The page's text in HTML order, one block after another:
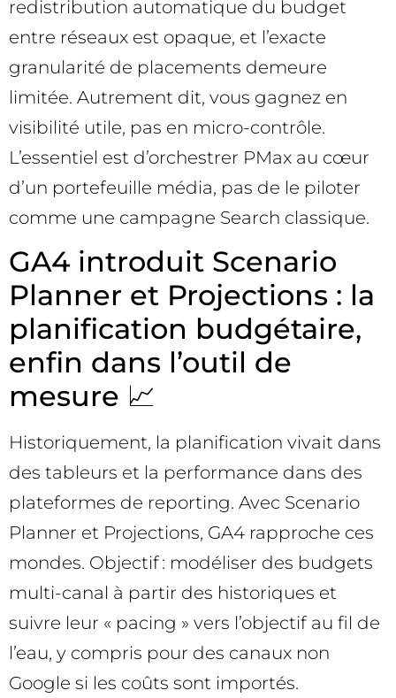
redistribution automatique du budget
entre réseaux est opaque, et l’exacte
granularité de placements demeure
limitée. Autrement dit, vous gagnez en
visibilité utile, pas en micro-contrôle.
L’essentiel est d’orchestrer PMax au cœur
d’un portefeuille média, pas de le piloter
comme une campagne Search classique.
GA4 introduit Scenario
Planner et Projections : la
planification budgétaire,
enfin dans l’outil de
mesure 📈
Historiquement, la planification vivait dans
des tableurs et la performance dans des
plateformes de reporting. Avec Scenario
Planner et Projections, GA4 rapproche ces
mondes. Objectif : modéliser des budgets
multi-canal à partir des historiques et
suivre leur « pacing » vers l’objectif au fil de
l’eau, y compris pour des canaux non
Google si les coûts sont importés.